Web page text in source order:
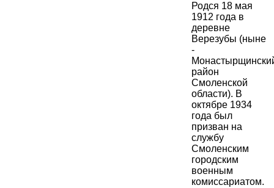
Родся 18 мая
1912 года в
деревне
Верезубы (ныне
-
район
Смоленской
области). В
октябре 1934
года был
призван на
службу
Смоленским
городским
военным
комиссариатом.